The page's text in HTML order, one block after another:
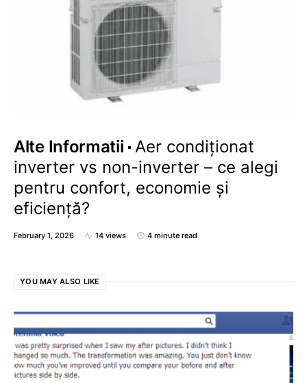
Alte Informatii Aer condiționat
inverter vs non-inverter – ce alegi
pentru confort, economie și
eficiență?
February 1, 2026 14 views 4 minute read
YOU MAY ALSO LIKE